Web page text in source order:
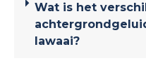
Wat is het
lawaai?